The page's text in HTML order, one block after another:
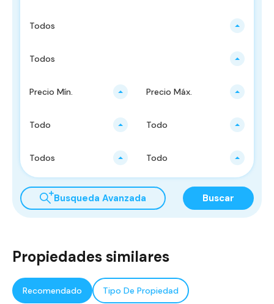
Todos
Todos
Precio Mín. Precio Máx.
Todo Todo
Todos Todo
Busqueda Avanzada Buscar
Propiedades similares
Recomendado Tipo De Propiedad